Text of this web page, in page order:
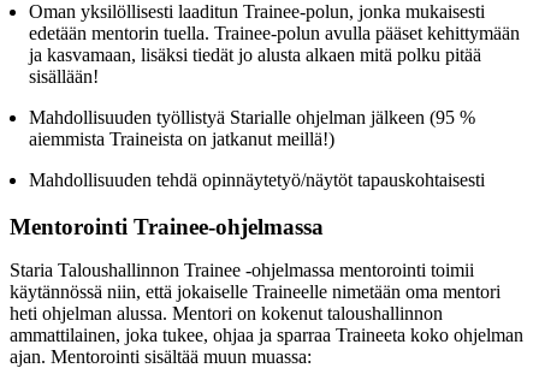
Oman yksilöllisesti laaditun Trainee-polun, jonka mukaisesti
edetään mentorin tuella. Trainee-polun avulla pääset kehittymään
ja kasvamaan, lisäksi tiedät jo alusta alkaen mitä polku pitää
sisällään!
Mahdollisuuden työllistyä Starialle ohjelman jälkeen (95 %
aiemmista Traineista on jatkanut meillä!)
Mahdollisuuden tehdä opinnäytetyö/näytöt tapauskohtaisesti
Mentorointi Trainee-ohjelmassa
Staria Taloushallinnon Trainee -ohjelmassa mentorointi toimii
käytännössä niin, että jokaiselle Traineelle nimetään oma mentori
heti ohjelman alussa. Mentori on kokenut taloushallinnon
ammattilainen, joka tukee, ohjaa ja sparraa Traineeta koko ohjelman
ajan. Mentorointi sisältää muun muassa: